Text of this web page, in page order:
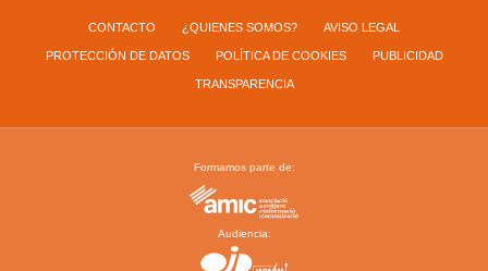
CONTACTO ¿QUIENES SOMOS? AVISO LEGAL
PROTECCIÓN DE DATOS POLÍTICA DE COOKIES PUBLICIDAD
TRANSPARENCIA
Formamos parte de:
Audiencia: